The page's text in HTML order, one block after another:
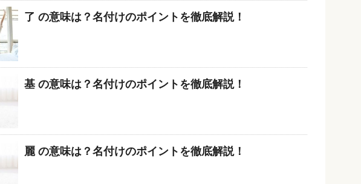
了 の意味は？名付けのポイントを徹底解説！
基 の意味は？名付けのポイントを徹底解説！
麗 の意味は？名付けのポイントを徹底解説！